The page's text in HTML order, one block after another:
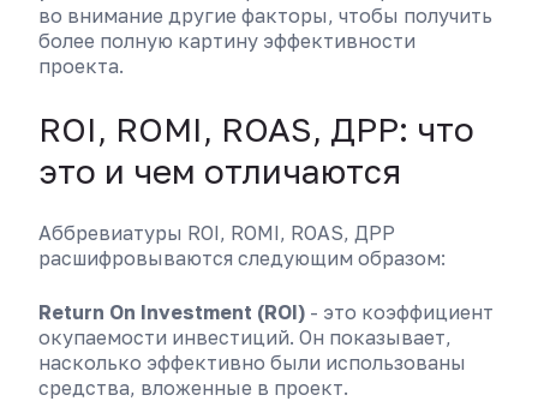
во внимание другие факторы, чтобы получить
более полную картину эффективности
проекта.
ROI, ROMI, ROAS, ДРР: что
это и чем отличаются
Аббревиатуры ROI, ROMI, ROAS, ДРР
расшифровываются следующим образом:
Return On Investment (ROI) - это коэффициент
окупаемости инвестиций. Он показывает,
насколько эффективно были использованы
средства, вложенные в проект.